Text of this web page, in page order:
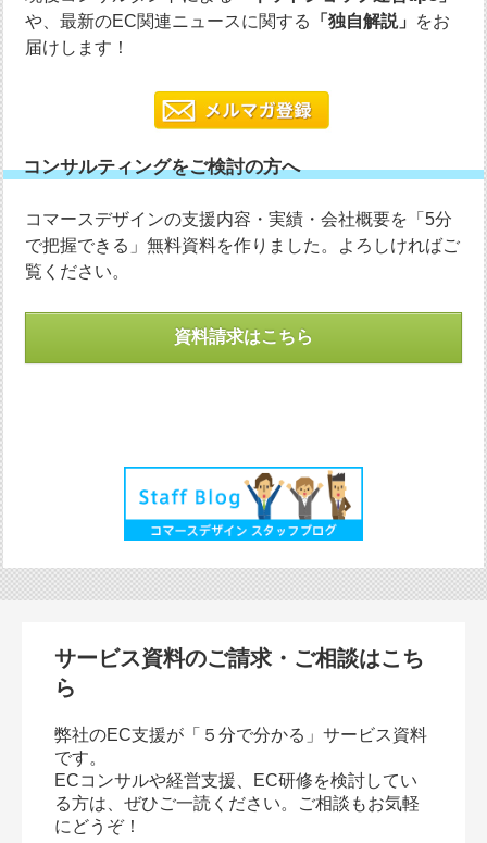
や、最新のEC関連ニュースに関する
「独自解説」 をお
届けします！
コンサルティングをご検討の方へ
コマースデザインの支援内容・実績・会社概要を「5分
で把握できる」無料資料を作りました。よろしければご
覧ください。
資料請求はこちら
サービス資料のご請求・ご相談はこち
ら
弊社のEC支援が「５分で分かる」サービス資料
です。
ECコンサルや経営支援、EC研修を検討してい
る方は、ぜひご一読ください。ご相談もお気軽
にどうぞ！